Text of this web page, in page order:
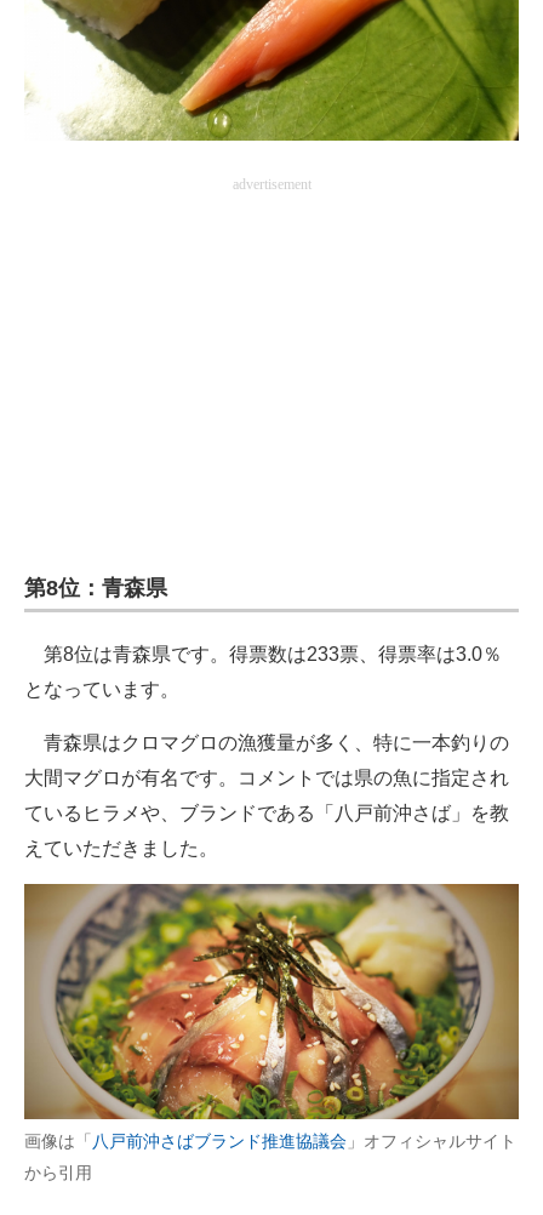
advertisement
第8位：青森県
第8位は青森県です。得票数は233票、得票率は3.0％
となっています。
青森県はクロマグロの漁獲量が多く、特に一本釣りの
大間マグロが有名です。コメントでは県の魚に指定され
ているヒラメや、ブランドである「八戸前沖さば」を教
えていただきました。
画像は「 八戸前沖さばブランド推進協議会 」オフィシャルサイト
から引用